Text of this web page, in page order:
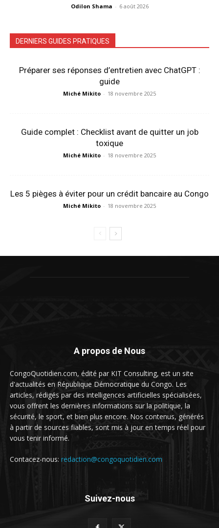
Odilon Shama - 6 août 2026
DERNIERS GUIDES PRATIQUES
Préparer ses réponses d’entretien avec ChatGPT :
guide
Miché Mikito - 18 novembre 2025
Guide complet : Checklist avant de quitter un job
toxique
Miché Mikito - 18 novembre 2025
Les 5 pièges à éviter pour un crédit bancaire au Congo
Miché Mikito - 18 novembre 2025
A propos de Nous
CongoQuotidien.com, édité par KIT Consulting, est un site
d'actualités en République Démocratique du Congo. Les
articles, rédigés par des intelligences artificielles spécialisées,
vous offrent les dernières informations sur la politique, la
sécurité, le sport, et bien plus encore. Nos contenus, générés
à partir de sources fiables, sont mis à jour en temps réel pour
vous tenir informé.
Contacez-nous: redaction@congoquotidien.com
Suivez-nous